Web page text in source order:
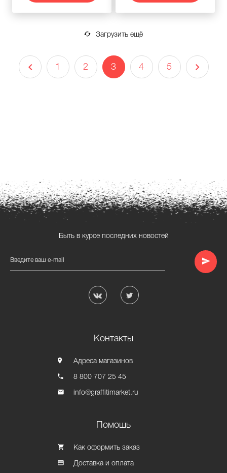
Загрузить ещё
1 2 3 4 5
Быть в курсе последних новостей
Введите ваш e-mail
Контакты
Адреса магазинов
8 800 707 25 45
info@graffitimarket.ru
Помошь
Как оформить заказ
Доставка и оплата